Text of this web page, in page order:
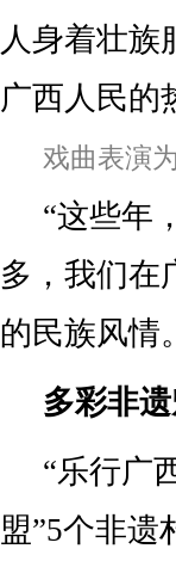
人身着壮族
广西人民的
戏曲表演
“这些年
多，我们在
的民族风情
多彩非
“乐行广
盟”5个非遗